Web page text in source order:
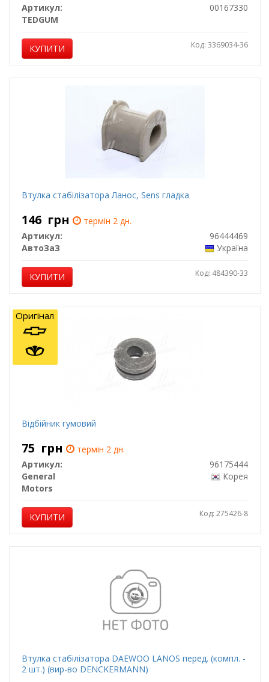
Артикул:
00167330
TEDGUM
КУПИТИ Код: 3369034-36
Втулка стабілізатора Ланос, Sens гладка
146 грн
термін 2 дн.
Артикул:
96444469
АвтоЗаЗ
Україна
КУПИТИ Код: 484390-33
Відбійник гумовий
75 грн
термін 2 дн.
Артикул:
96175444
General
Motors
Корея
КУПИТИ Код: 275426-8
Оригінал
Втулка стабілізатора DAEWOO LANOS перед. (компл. -
2 шт.) (вир-во DENCKERMANN)